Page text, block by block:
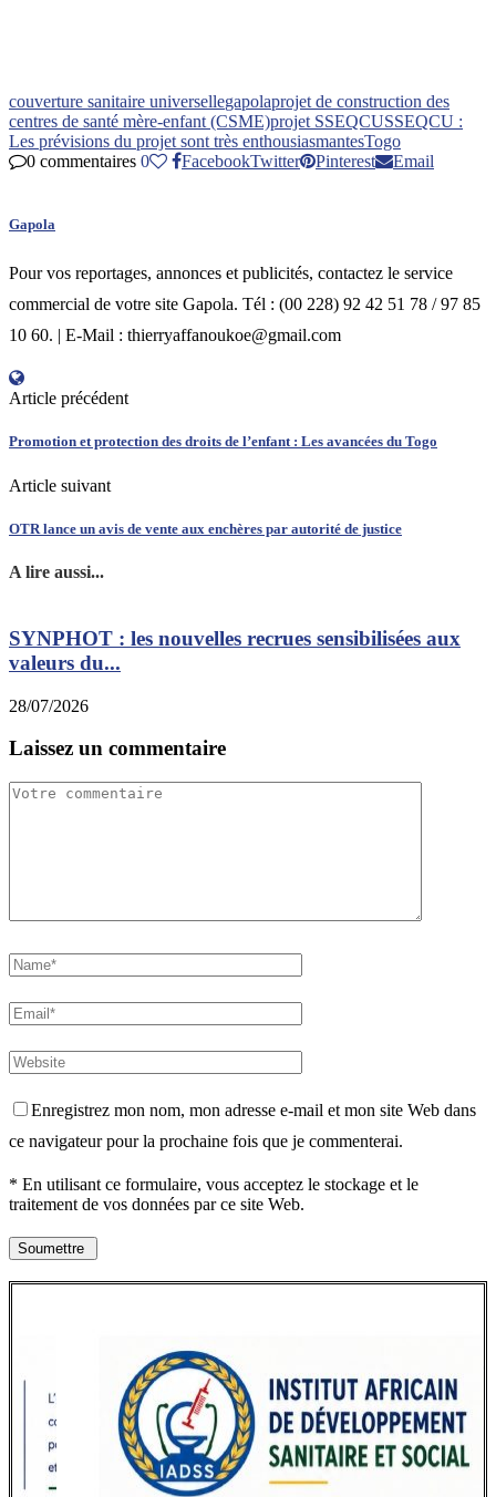
couverture sanitaire universellegapolaprojet de construction des
centres de santé mère-enfant (CSME)projet SSEQCUSSEQCU :
Les prévisions du projet sont très enthousiasmantesTogo
0 commentaires 0 FacebookTwitter Pinterest Email
Gapola
Pour vos reportages, annonces et publicités, contactez le service
commercial de votre site Gapola. Tél : (00 228) 92 42 51 78 / 97 85
10 60. | E-Mail : thierryaffanoukoe@gmail.com
Article précédent
Promotion et protection des droits de l’enfant : Les avancées du Togo
Article suivant
OTR lance un avis de vente aux enchères par autorité de justice
A lire aussi...
SYNPHOT : les nouvelles recrues sensibilisées aux
valeurs du...
28/07/2026
Laissez un commentaire
Enregistrez mon nom, mon adresse e-mail et mon site Web dans
ce navigateur pour la prochaine fois que je commenterai.
* En utilisant ce formulaire, vous acceptez le stockage et le
traitement de vos données par ce site Web.